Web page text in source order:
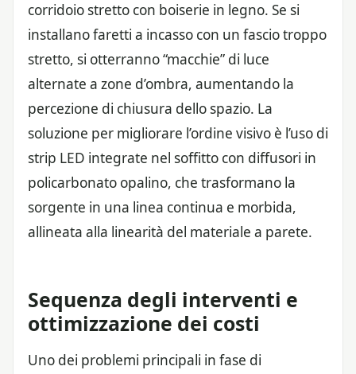
corridoio stretto con boiserie in legno. Se si
installano faretti a incasso con un fascio troppo
stretto, si otterranno “macchie” di luce
alternate a zone d’ombra, aumentando la
percezione di chiusura dello spazio. La
soluzione per migliorare l’ordine visivo è l’uso di
strip LED integrate nel soffitto con diffusori in
policarbonato opalino, che trasformano la
sorgente in una linea continua e morbida,
allineata alla linearità del materiale a parete.
Sequenza degli interventi e
ottimizzazione dei costi
Uno dei problemi principali in fase di